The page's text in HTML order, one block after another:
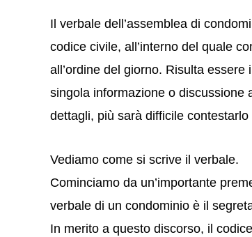
Il verbale dell’assemblea di
codice civile, all’interno del quale
all’ordine del giorno. Risulta
singola informazione o discussione
dettagli, più sarà difficile
Vediamo come si scrive il verbale.
Cominciamo da un’importante
verbale di un condominio è il
In merito a questo discorso, il